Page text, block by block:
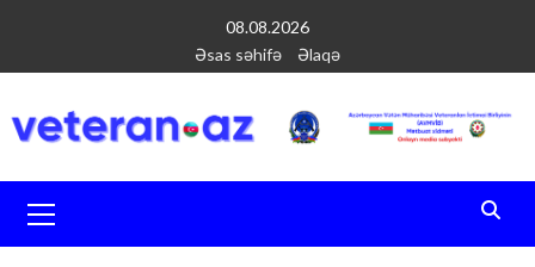
содержимому
08.08.2026
Əsas səhifə
Əlaqə
меню